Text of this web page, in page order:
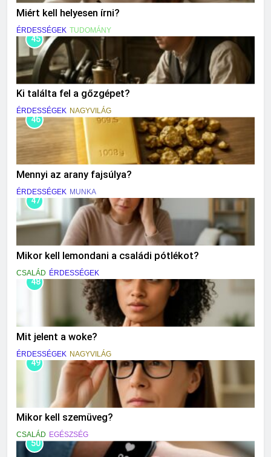
Miért kell helyesen írni?
ÉRDESSÉGEK TUDOMÁNY
45
Ki találta fel a gőzgépet?
ÉRDESSÉGEK NAGYVILÁG
46
Mennyi az arany fajsúlya?
ÉRDESSÉGEK MUNKA
47
Mikor kell lemondani a családi pótlékot?
CSALÁD ÉRDESSÉGEK
48
Mit jelent a woke?
ÉRDESSÉGEK NAGYVILÁG
49
Mikor kell szemüveg?
CSALÁD EGÉSZSÉG
50